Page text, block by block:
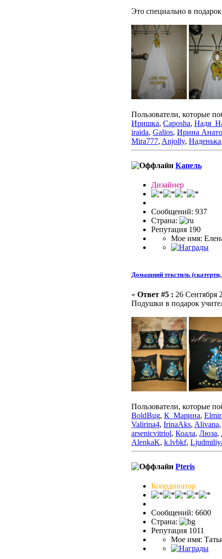
Это специально в
Пользователи, которые
Иришка, Caposha,
iraida, Galios, Ирина
Mira777, Anjolly, Наденька
Капель
Дизайнер
Сообщений: 937
Страна:
Репутация 190
Мое имя:
Домашний текстиль
« Ответ #5 : 26 Сентября
Подушки в подарок
Пользователи, которые
BoldBug, К_Марина,
Valirina4, IrinaAks, Alivana
arsenicvitriol, Коала, Люза,
AlenkaK, k.lvbkf,
Pteris
Координатор
Сообщений: 6600
Страна:
Репутация 1011
Мое имя: